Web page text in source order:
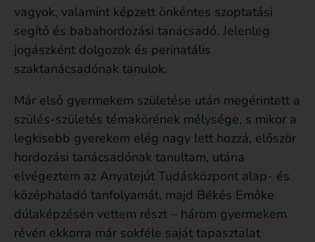
vagyok, valamint képzett önkéntes szoptatási
segítő és babahordozási tanácsadó. Jelenleg
jogászként dolgozok és perinatális
szaktanácsadónak tanulok.
Már első gyermekem születése után megérintett a
szülés-születés témakörének mélysége, s mikor a
legkisebb gyerekem elég nagy lett hozzá, először
hordozási tanácsadónak tanultam, utána
elvégeztem az Anyatejút Tudásközpont alap- és
középhaladó tanfolyamát, majd Békés Emőke
dúlaképzésén vettem részt – három gyermekem
révén ekkorra már sokféle saját tapasztalat